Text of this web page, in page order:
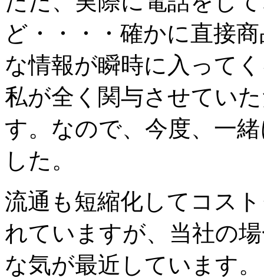
ど・・・・確かに直接
な情報が瞬時に入って
私が全く関与させてい
す。なので、今度、一
した。
流通も短縮化してコス
れていますが、当社の
な気が最近しています。